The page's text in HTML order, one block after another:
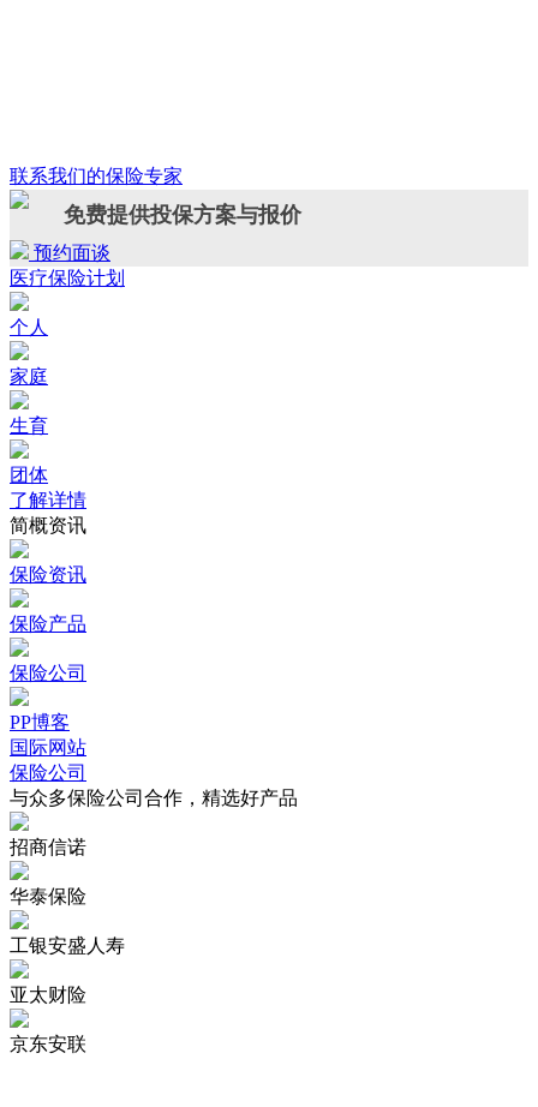
联系我们的保险专家
免费提供投保方案与报价
预约面谈
医疗保险计划
个人
家庭
生育
团体
了解详情
简概资讯
保险资讯
保险产品
保险公司
PP博客
国际网站
保险公司
与众多保险公司合作，精选好产品
招商信诺
华泰保险
工银安盛人寿
亚太财险
京东安联